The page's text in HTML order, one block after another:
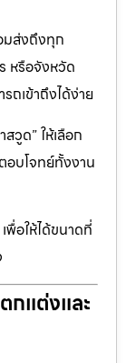
มส่งถึงทุก
หรือจังหวัด
ถเข้าถึงได้ง่าย
วูด” ให้เลือก
อบโจทย์ทั้งงาน
พื่อให้ได้ขนาดที่
กแต่งและ